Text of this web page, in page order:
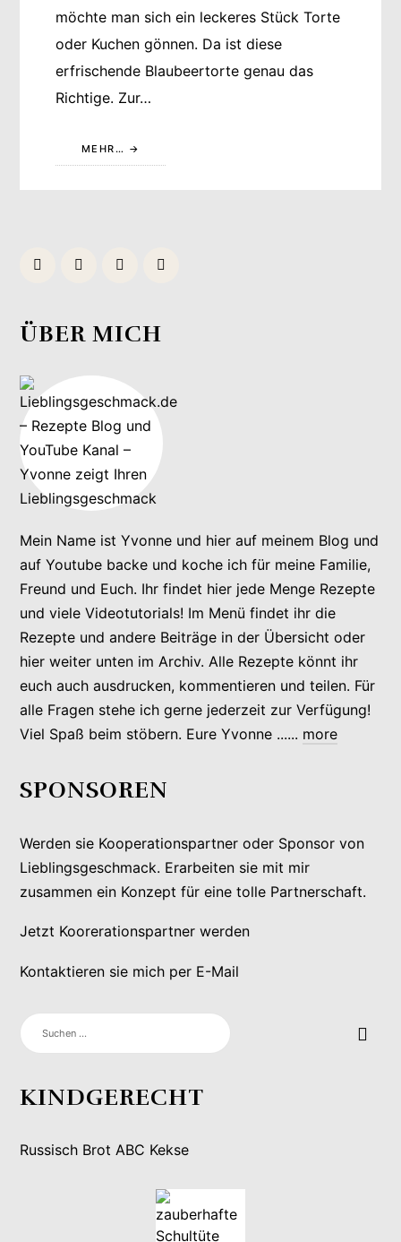
möchte man sich ein leckeres Stück Torte
oder Kuchen gönnen. Da ist diese
erfrischende Blaubeertorte genau das
Richtige. Zur…
MEHR…
ÜBER MICH
Mein Name ist Yvonne und hier auf meinem Blog und
auf Youtube backe und koche ich für meine Familie,
Freund und Euch. Ihr findet hier jede Menge Rezepte
und viele Videotutorials! Im Menü findet ihr die
Rezepte und andere Beiträge in der Übersicht oder
hier weiter unten im Archiv. Alle Rezepte könnt ihr
euch auch ausdrucken, kommentieren und teilen. Für
alle Fragen stehe ich gerne jederzeit zur Verfügung!
Viel Spaß beim stöbern. Eure Yvonne ...... more
SPONSOREN
Werden sie Kooperationspartner oder Sponsor von
Lieblingsgeschmack. Erarbeiten sie mit mir
zusammen ein Konzept für eine tolle Partnerschaft.
Jetzt Koorerationspartner werden
Kontaktieren sie mich per E-Mail
SUCHEN
NACH:
KINDGERECHT
Russisch Brot ABC Kekse